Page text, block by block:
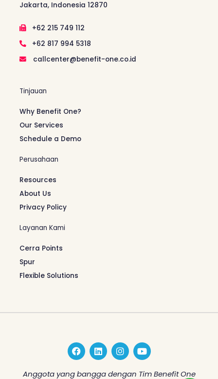
Jakarta, Indonesia 12870
+62 215 749 112
+62 817 994 5318
callcenter@benefit-one.co.id
Tinjauan
Why Benefit One?
Our Services
Schedule a Demo
Perusahaan
Resources
About Us
Privacy Policy
Layanan Kami
Cerra Points
Spur
Flexible Solutions
F
a
c
e
L
i
n
k
I
n
s
t
Y
o
u
t
Anggota yang bangga dengan Tim Benefit One